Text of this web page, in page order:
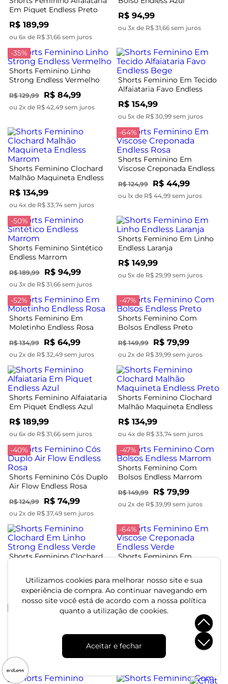
Utilizamos cookies para melhorar nosso site e sua
experiência de compra. Ao continuar navegando em
nosso site você está de acordo com a nossa política
quanto a utilização de cookies.
Aceitar e fechar
Em Piquet Endless Preto
R$ 189,99
ou 6x de R$ 31,66 sem juros
R$ 94,99
ou 3x de R$ 31,66 sem juros
-35%
Shorts Feminino Linho
Strong Endless Vermelho
R$ 129,99 R$ 84,99
ou 2x de R$ 42,49 sem juros
Shorts Feminino Em Tecido
Alfaiataria Favo Endless
Bege
R$ 154,99
ou 5x de R$ 30,99 sem juros
Shorts Feminino Clochard
Malhão Maquineta Endless
Marrom
R$ 134,99
ou 4x de R$ 33,74 sem juros
-64%
Shorts Feminino Em
Viscose Creponada Endless
R$ 124,99 R$ 44,99
ou 1x de R$ 44,99 sem juros
-50%
Shorts Feminino Sintético
Endless Marrom
R$ 189,99 R$ 94,99
ou 3x de R$ 31,66 sem juros
Shorts Feminino Em Linho
Endless Laranja
R$ 149,99
ou 5x de R$ 29,99 sem juros
-52%
Shorts Feminino Em
Moletinho Endless Rosa
R$ 134,99 R$ 64,99
ou 2x de R$ 32,49 sem juros
-47%
Shorts Feminino Com
Bolsos Endless Preto
R$ 149,99 R$ 79,99
ou 2x de R$ 39,99 sem juros
Shorts Feminino Alfaiataria
Em Piquet Endless Azul
R$ 189,99
ou 6x de R$ 31,66 sem juros
Shorts Feminino Clochard
Malhão Maquineta Endless
Preto
R$ 134,99
ou 4x de R$ 33,74 sem juros
-40%
Shorts Feminino Cós Duplo
Air Flow Endless Rosa
R$ 124,99 R$ 74,99
ou 2x de R$ 37,49 sem juros
-47%
Shorts Feminino Com
Bolsos Endless Marrom
R$ 149,99 R$ 79,99
ou 2x de R$ 39,99 sem juros
Shorts Feminino Clochard
R$ 209,99
ou 6x de R$ 34,99 sem juros
-64%
Shorts Feminino Em
R$ 124,99 R$ 44,99
ou 1x de R$ 44,99 sem juros
ou 5x de R$ 34,99 sem juros
-22%
Shorts Feminino Xadrez
Endless Preto
R$ 204,99